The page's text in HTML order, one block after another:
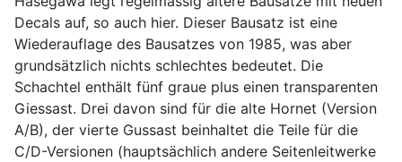
Decals auf, so auch hier. Dieser Bausatz ist eine
Wiederauflage des Bausatzes von 1985, was aber
grundsätzlich nichts schlechtes bedeutet. Die
Schachtel enthält fünf graue plus einen transparenten
Giessast. Drei davon sind für die alte Hornet (Version
A/B), der vierte Gussast beinhaltet die Teile für die
C/D-Versionen (hauptsächlich andere Seitenleitwerke